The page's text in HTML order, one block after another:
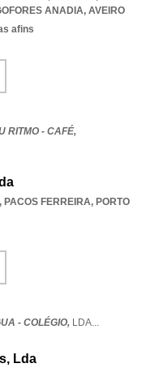
ANADIA, AVEIRO
afins
RITMO - CAFÉ,
, PACOS FERREIRA, PORTO
- COLÉGIO, LDA...
Lda